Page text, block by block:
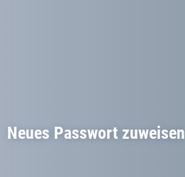
Neues Passwort zuweisen